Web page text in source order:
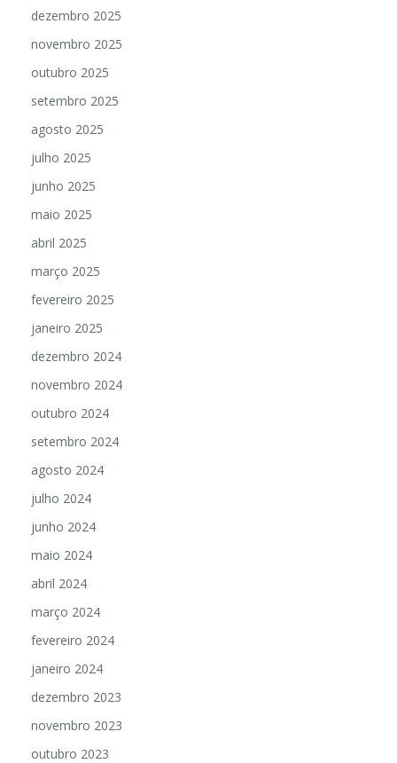
dezembro 2025
novembro 2025
outubro 2025
setembro 2025
agosto 2025
julho 2025
junho 2025
maio 2025
abril 2025
março 2025
fevereiro 2025
janeiro 2025
dezembro 2024
novembro 2024
outubro 2024
setembro 2024
agosto 2024
julho 2024
junho 2024
maio 2024
abril 2024
março 2024
fevereiro 2024
janeiro 2024
dezembro 2023
novembro 2023
outubro 2023